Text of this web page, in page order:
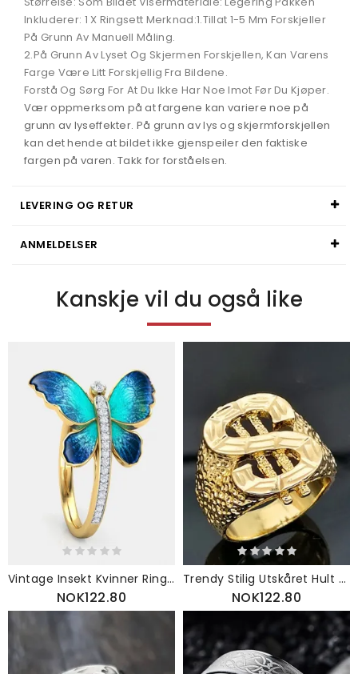
Inkluderer: 1 X Ringsett Merknad:1.Tillat 1-5 Mm Forskjeller
På Grunn Av Manuell Måling.
2.På Grunn Av Lyset Og Skjermen Forskjellen, Kan Varens
Farge Være Litt Forskjellig Fra Bildene.
Forstå Og Sørg For At Du Ikke Har Noe Imot Før Du Kjøper.
Vær oppmerksom på at fargene kan variere noe på
grunn av lyseffekter. På grunn av lys og skjermforskjellen
kan det hende at bildet ikke gjenspeiler den faktiske
fargen på varen. Takk for forståelsen.
LEVERING OG RETUR
ANMELDELSER
Kanskje vil du også like
Vintage Insekt Kvinner Ring Gradient Sommerfugl Diamant Smykker Gave
NOK122.80
Trendy Stilig Utskåret Hult Dollartegn Geometrisk Formet Legering 18k Gullbelagt Ring
NOK122.80